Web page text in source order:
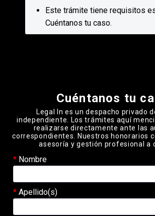
Este trámite tiene requisitos
Cuéntanos tu caso.
Cuéntanos tu
Legal In es un despacho privado
independiente. Los trámites aquí
realizarse directamente ante las
correspondientes. Nuestros honorarios
asesoría y gestión profesional a
Nombre
Apellido(s)
Please leave this field empty.